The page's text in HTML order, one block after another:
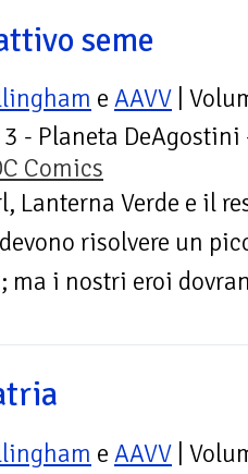
seme
e AAVV |
3 - Planeta DeAgostini
Comics
Lanterna Verde e il
risolvere un
ma i nostri eroi
e AAVV |